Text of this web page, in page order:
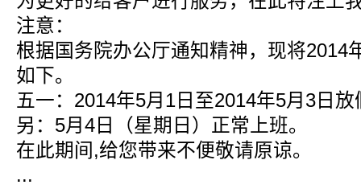
注意：
根据国务院办公厅通知精神，现将2014
如下。
五一：2014年5月1日至2014年5月3日
另：5月4日（星期日）正常上班。
在此期间,给您带来不便敬请原谅。
...